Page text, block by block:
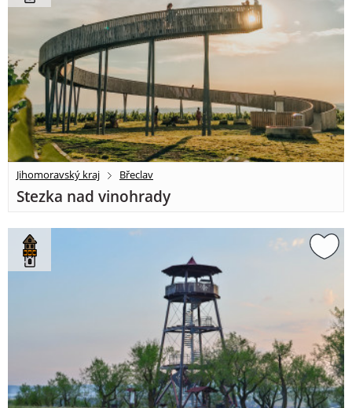
Jihomoravský kraj Břeclav
Stezka nad vinohrady